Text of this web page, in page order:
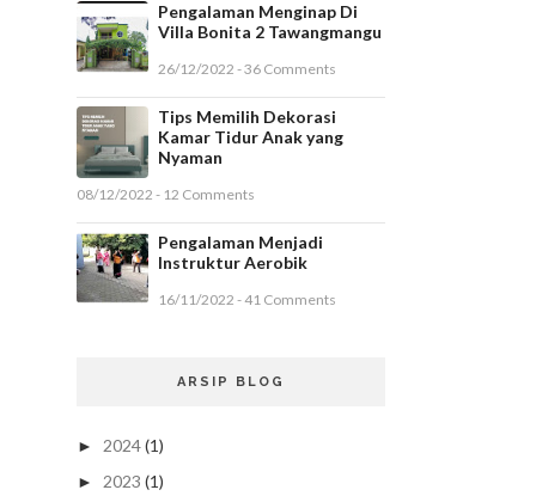
Pengalaman Menginap Di
Villa Bonita 2 Tawangmangu
26/12/2022 - 36 Comments
Tips Memilih Dekorasi
Kamar Tidur Anak yang
Nyaman
08/12/2022 - 12 Comments
Pengalaman Menjadi
Instruktur Aerobik
16/11/2022 - 41 Comments
ARSIP BLOG
► 2024(1)
► 2023 (1)